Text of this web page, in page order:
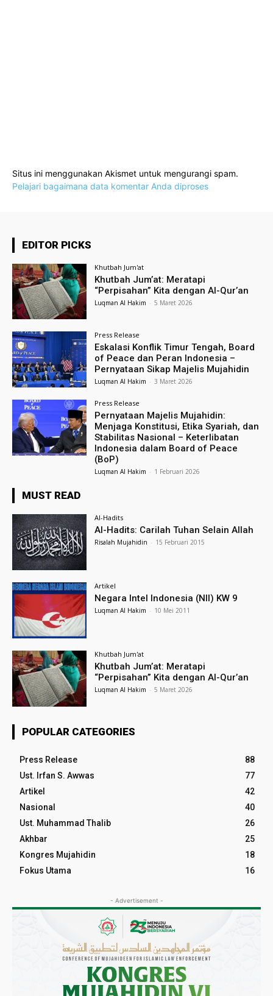
Situs ini menggunakan Akismet untuk mengurangi spam.
Pelajari bagaimana data komentar Anda diproses
EDITOR PICKS
Khutbah Jum'at
Khutbah Jum’at: Meratapi
“Perpisahan” Kita dengan Al-Qur’an
Luqman Al Hakim - 5 Maret 2026
Press Release
Eskalasi Konflik Timur Tengah, Board
of Peace dan Peran Indonesia –
Pernyataan Sikap Majelis Mujahidin
Luqman Al Hakim - 3 Maret 2026
Press Release
Pernyataan Majelis Mujahidin:
Menjaga Konstitusi, Etika Syariah, dan
Stabilitas Nasional – Keterlibatan
Indonesia dalam Board of Peace
(BoP)
Luqman Al Hakim - 1 Februari 2026
MUST READ
Al-Hadits
Al-Hadits: Carilah Tuhan Selain Allah
Risalah Mujahidin - 15 Februari 2015
Artikel
Negara Intel Indonesia (NII) KW 9
Luqman Al Hakim - 10 Mei 2011
Khutbah Jum'at
Khutbah Jum’at: Meratapi
“Perpisahan” Kita dengan Al-Qur’an
Luqman Al Hakim - 5 Maret 2026
POPULAR CATEGORIES
Press Release
88
Ust. Irfan S. Awwas
77
Artikel
42
Nasional
40
Ust. Muhammad Thalib
26
Akhbar
25
Kongres Mujahidin
18
Fokus Utama
16
- Advertisement -